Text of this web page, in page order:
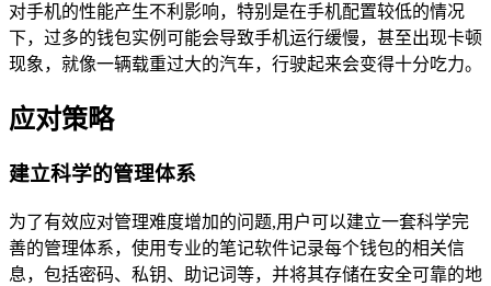
对手机的性能产生不利影响，特别是在手机配置较低的情况
下，过多的钱包实例可能会导致手机运行缓慢，甚至出现卡顿
现象，就像一辆载重过大的汽车，行驶起来会变得十分吃力。
应对策略
建立科学的管理体系
为了有效应对管理难度增加的问题,用户可以建立一套科学完
善的管理体系，使用专业的笔记软件记录每个钱包的相关信
息，包括密码、私钥、助记词等，并将其存储在安全可靠的地